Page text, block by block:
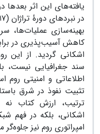
یافته‌های این اثر
بهینه‌سازی
کاهش آسیب‌پذیری در
اشکانی گردید. از این
سند جغرافیایی نیست،
اطلاعاتی و امنیتی روم
تثبیت نفوذ در شرق
ترتیب، ارزش کتاب نه
اشکانی، بلکه در فهم
امپراتوری روم نیز